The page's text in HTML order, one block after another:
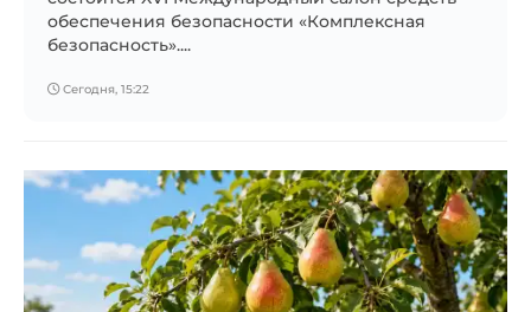
обеспечения безопасности «Комплексная
безопасность»....
Сегодня, 15:22